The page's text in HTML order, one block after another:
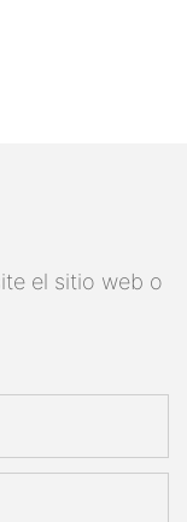
el sitio web o